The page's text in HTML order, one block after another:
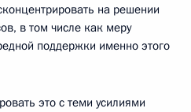
на решении
в том числе как меру
поддержки именно этого
это с теми усилиями